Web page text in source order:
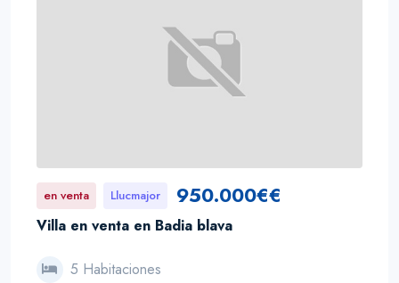
en venta Llucmajor 950.000€€
Villa en venta en Badia blava
5 Habitaciones